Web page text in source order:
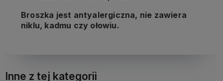
Broszka jest antyalergiczna, nie zawiera
niklu, kadmu czy ołowiu.
Inne z tej kategorii